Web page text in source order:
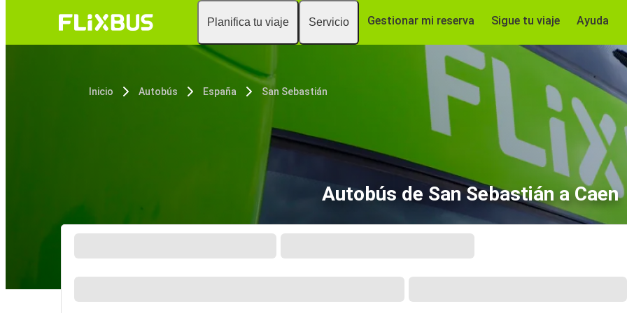
Planifica tu viaje Servicio Gestionar mi reserva Sigue tu viaje Ayuda
Inicio Autobús España San Sebastián
Autobús de San Sebastián a Caen